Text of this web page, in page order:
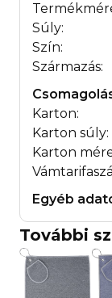
Súly:
Szín:
Származás:
Karton:
Karton súly:
Karton
Egyéb
További